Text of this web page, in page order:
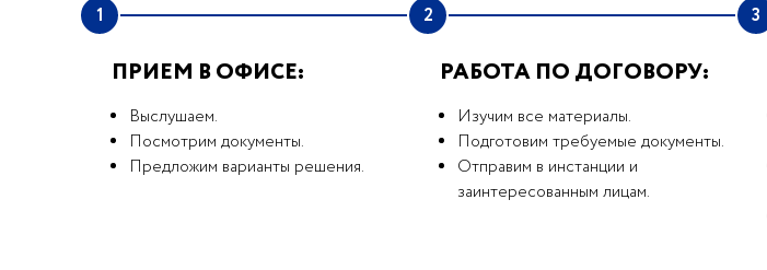
1
ПРИЕМ В ОФИСЕ:
Выслушаем.
Посмотрим документы.
Предложим варианты решения.
2
РАБОТА ПО ДОГОВОРУ:
Изучим все материалы.
Подготовим требуемые документы.
Отправим в инстанции и
заинтересованным лицам.
3